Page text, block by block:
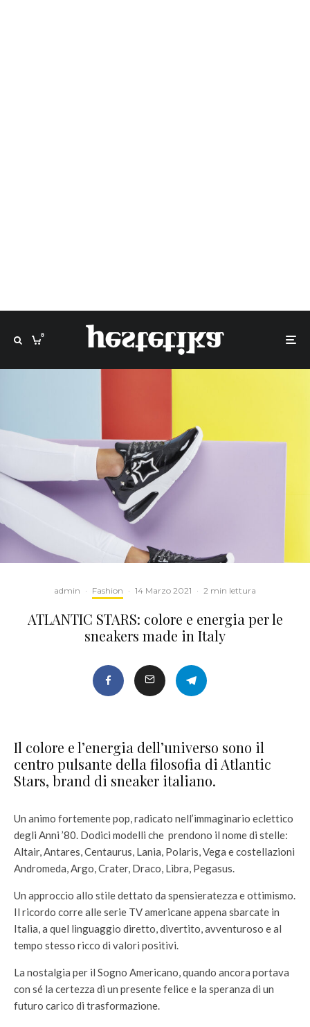
0
admin · Fashion · 14 Marzo 2021 · 2 min lettura
ATLANTIC STARS: colore e energia per le
sneakers made in Italy
Il colore e l’energia dell’universo sono il
centro pulsante della filosofia di Atlantic
Stars, brand di sneaker italiano.
Un animo fortemente pop, radicato nell’immaginario eclettico
degli Anni ’80. Dodici modelli che prendono il nome di stelle:
Altair, Antares, Centaurus, Lania, Polaris, Vega e costellazioni
Andromeda, Argo, Crater, Draco, Libra, Pegasus.
Un approccio allo stile dettato da spensieratezza e ottimismo.
Il ricordo corre alle serie TV americane appena sbarcate in
Italia, a quel linguaggio diretto, divertito, avventuroso e al
tempo stesso ricco di valori positivi.
La nostalgia per il Sogno Americano, quando ancora portava
con sé la certezza di un presente felice e la speranza di un
futuro carico di trasformazione.